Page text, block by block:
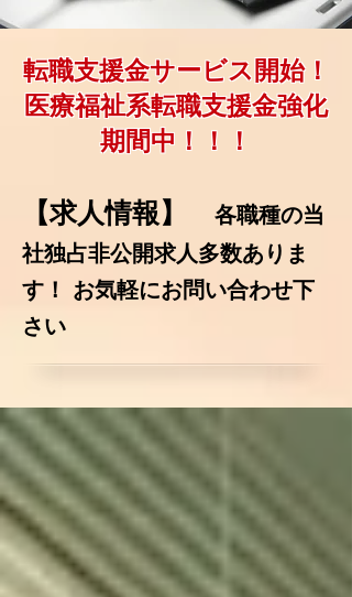
転職支援金サービス開始！
​医療福祉系転職支援金強化
期間中！！！
【求人情報】
各職種の当
社独占非公開求人多数ありま
す！ お気軽にお問い合わせ下
さい